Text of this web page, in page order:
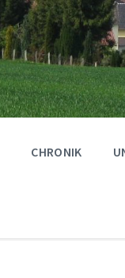
CHRONIK